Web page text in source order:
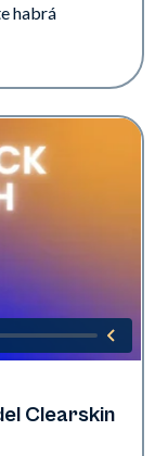
habrá
Clearskin